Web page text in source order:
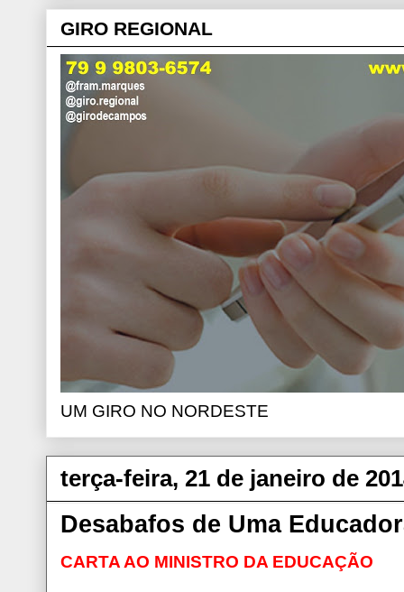
GIRO REGIONAL
UM GIRO NO NORDESTE
terça-feira, 21 de janeiro de
Desabafos de Uma
CARTA AO MINISTRO DA EDUCAÇÃO